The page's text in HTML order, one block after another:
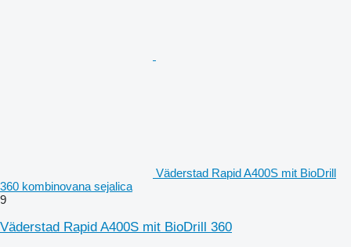
Väderstad Rapid A400S mit BioDrill
360 kombinovana sejalica
9
Väderstad Rapid A400S mit BioDrill 360